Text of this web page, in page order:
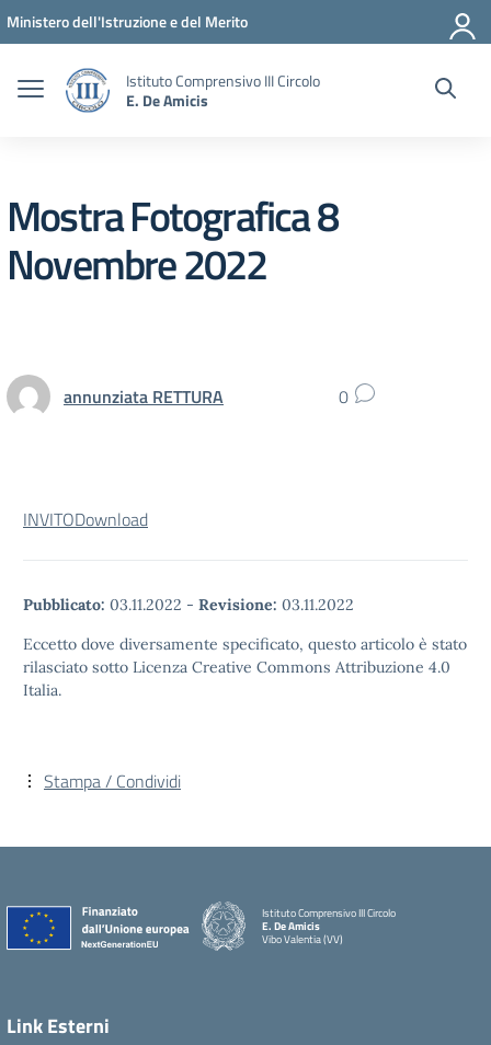
Vai ai contenuti
Vai al menu di navigazione
Vai al footer
Ministero dell'Istruzione e del Merito
Istituto Comprensivo III Circolo
E. De Amicis
Mostra Fotografica 8
Novembre 2022
annunziata RETTURA 0
INVITODownload
Pubblicato: 03.11.2022 - Revisione: 03.11.2022
Eccetto dove diversamente specificato, questo articolo è stato
rilasciato sotto Licenza Creative Commons Attribuzione 4.0
Italia.
Stampa / Condividi
Istituto Comprensivo III Circolo
E. De Amicis
Vibo Valentia (VV)
Link Esterni